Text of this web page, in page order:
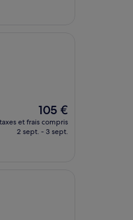
Le
nouveau
prix
105 €
taxes et frais compris
2 sept. - 3 sept.